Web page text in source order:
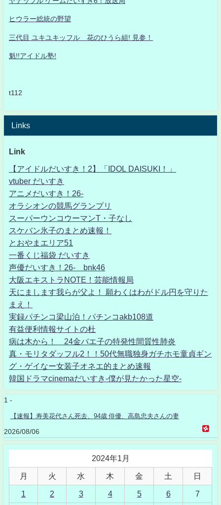
ヒウラー総統の野望
三代目 ユキユキッフル 花のひうら組! 見参！
魁!!アイドル塾!
t112
Links
Link
【アイドルだいすき！2】「IDOL DAISUKI！」
vtuber だいすき
アニメだいすき！26-
オラシオンの競馬グランプリ
スーパーウンコウーマンT・子なし
スケバン氷子のまとめ速報！
とおやまエリア51
一番くじ福袋 だいすき
声優だいすき！26- bnk46
大阪エキストラNOTE！芸能情報局
天にまします我らが父よ！ 願わくはわがドル円を守りた
まえ！
実録パチンコ梁山泊！パチンコakb108道
有益便利情報サイトの杜
病は木から！ 24金バエ子の特発性間質性肺炎
真・モリタダッフル2！！50代無職独身ガチホモ童貞ギン
グ・ゲイなー女装子オネエ的まとめ速報
韓国ドラマcinemaだいすき-僕が見たかった星空-
1 -
【速報】寿美花代さん死去、94歳 俳優、高島忠夫さんの妻
2026/08/06
2024年1月
月 火 水 木 金 土 日
1 2 3 4 5 6 7